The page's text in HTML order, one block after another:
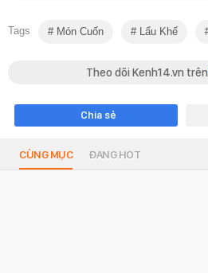
Tags Món Cuốn Lẩu Khế
Theo dõi Kenh14.vn trên
Chia sẻ
CÙNG MỤC ĐANG HOT